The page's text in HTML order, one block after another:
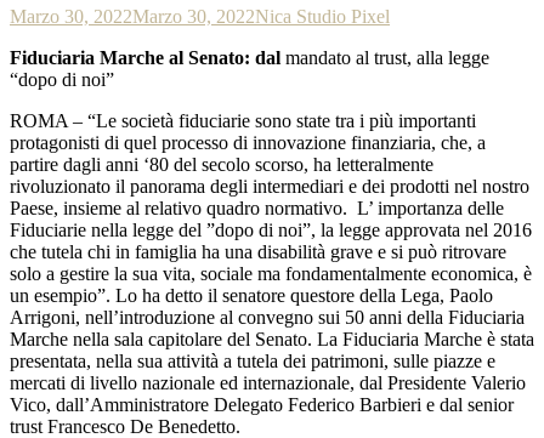
Marzo 30, 2022Marzo 30, 2022Nica Studio Pixel
Fiduciaria Marche al Senato: dal mandato al trust, alla legge
“dopo di noi”
ROMA – “Le società fiduciarie sono state tra i più importanti
protagonisti di quel processo di innovazione finanziaria, che, a
partire dagli anni ‘80 del secolo scorso, ha letteralmente
rivoluzionato il panorama degli intermediari e dei prodotti nel nostro
Paese, insieme al relativo quadro normativo. L’ importanza delle
Fiduciarie nella legge del ”dopo di noi”, la legge approvata nel 2016
che tutela chi in famiglia ha una disabilità grave e si può ritrovare
solo a gestire la sua vita, sociale ma fondamentalmente economica, è
un esempio”. Lo ha detto il senatore questore della Lega, Paolo
Arrigoni, nell’introduzione al convegno sui 50 anni della Fiduciaria
Marche nella sala capitolare del Senato. La Fiduciaria Marche è stata
presentata, nella sua attività a tutela dei patrimoni, sulle piazze e
mercati di livello nazionale ed internazionale, dal Presidente Valerio
Vico, dall’Amministratore Delegato Federico Barbieri e dal senior
trust Francesco De Benedetto.